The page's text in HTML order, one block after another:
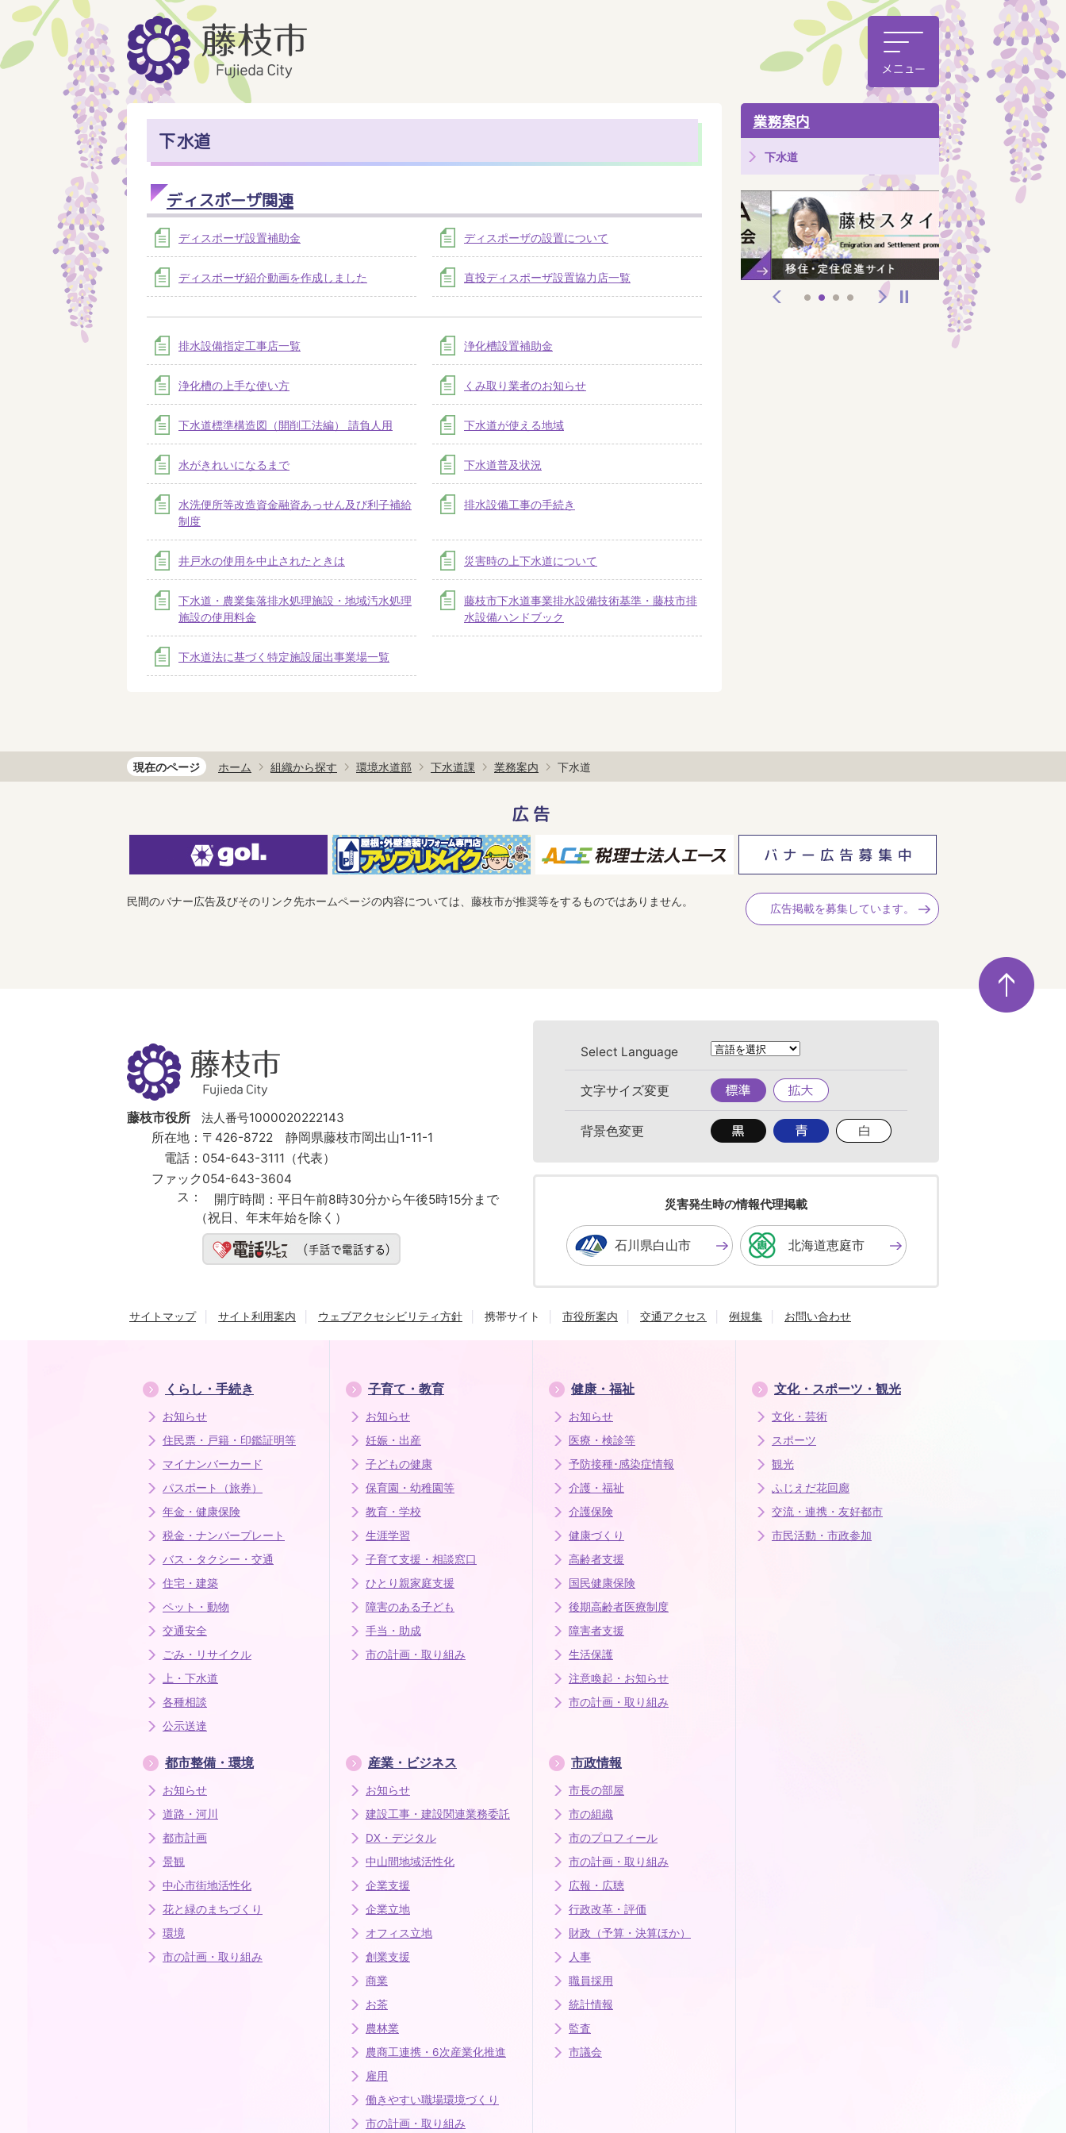
下水道
ディスポーザ関連
ディスポーザ設置補助金 ディスポーザの設置について
ディスポーザ紹介動画を作成しました 直投ディスポーザ設置協力店一覧
排水設備指定工事店一覧 浄化槽設置補助金
浄化槽の上手な使い方 くみ取り業者のお知らせ
下水道標準構造図（開削工法編） 請負人用 下水道が使える地域
水がきれいになるまで 下水道普及状況
水洗便所等改造資金融資あっせん及び利子補給
制度
排水設備工事の手続き
井戸水の使用を中止されたときは 災害時の上下水道について
下水道・農業集落排水処理施設・地域汚水処理
施設の使用料金
藤枝市下水道事業排水設備技術基準・藤枝市排
水設備ハンドブック
下水道法に基づく特定施設届出事業場一覧
業務案内
下水道
次へ
現在のページ ホーム 組織から探す 環境水道部 下水道課 業務案内 下水道
広告
民間のバナー広告及びそのリンク先ホームページの内容については、藤枝市が推奨等をするものではありません。
広告掲載を募集しています。
ペ
ー
ジ
の
藤
枝
市
Fujieda
City
藤枝市役所
法人番号1000020222143
所在地： 〒426-8722 静岡県藤枝市岡出山1-11-1
電話： 054-643-3111（代表）
ファック
ス：
054-643-3604
開庁時間： 平日午前8時30分から午後5時15分まで
（祝日、年末年始を除く）
Select Language
文字サイズ変更
標
準
拡
大
背景色変更
背
景
色
す
る
背
景
色
る
背
景
る
災害発生時の情報代理掲載
石川県白山市 北海道恵庭市
サイトマップ サイト利用案内 ウェブアクセシビリティ方針 携帯サイト 市役所案内 交通アクセス 例規集 お問い合わせ
くらし・手続き
お知らせ
住民票・戸籍・印鑑証明等
マイナンバーカード
パスポート（旅券）
年金・健康保険
税金・ナンバープレート
バス・タクシー・交通
住宅・建築
ペット・動物
交通安全
ごみ・リサイクル
上・下水道
各種相談
公示送達
子育て・教育
お知らせ
妊娠・出産
子どもの健康
保育園・幼稚園等
教育・学校
生涯学習
子育て支援・相談窓口
ひとり親家庭支援
障害のある子ども
手当・助成
市の計画・取り組み
健康・福祉
お知らせ
医療・検診等
予防接種･感染症情報
介護・福祉
介護保険
健康づくり
高齢者支援
国民健康保険
後期高齢者医療制度
障害者支援
生活保護
注意喚起・お知らせ
市の計画・取り組み
文化・スポーツ・観光
文化・芸術
スポーツ
観光
ふじえだ花回廊
交流・連携・友好都市
市民活動・市政参加
都市整備・環境
お知らせ
道路・河川
都市計画
景観
中心市街地活性化
花と緑のまちづくり
環境
市の計画・取り組み
産業・ビジネス
お知らせ
建設工事・建設関連業務委託
DX・デジタル
中山間地域活性化
企業支援
企業立地
オフィス立地
創業支援
商業
お茶
農林業
農商工連携・6次産業化推進
雇用
働きやすい職場環境づくり
市の計画・取り組み
市政情報
市長の部屋
市の組織
市のプロフィール
市の計画・取り組み
広報・広聴
行政改革・評価
財政（予算・決算ほか）
人事
職員採用
統計情報
監査
市議会